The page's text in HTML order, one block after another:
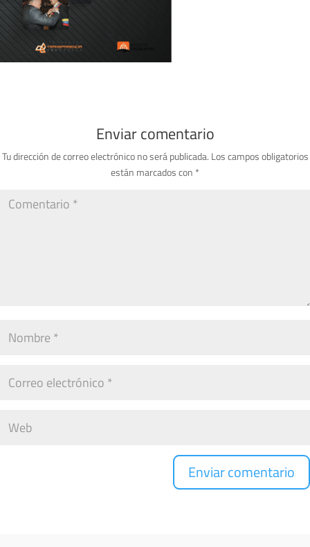
Enviar comentario
Tu dirección de correo electrónico no será publicada. Los campos obligatorios
están marcados con *